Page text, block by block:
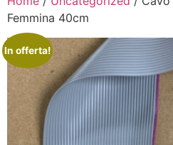
Femmina 40cm
In offerta!